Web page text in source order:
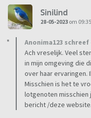
Sinilind
28-05-2023 om 09:35
Anonima123 schreef
Ach vreselijk. Veel
in mijn omgeving die
over haar ervaringen.
Misschien is het te
lotgenoten misschien
bericht /deze